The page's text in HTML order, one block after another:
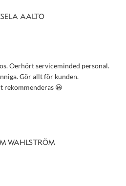
AALTO
Oerhört serviceminded personal.
Gör allt för kunden.
rekommenderas 😀
WAHLSTRÖM